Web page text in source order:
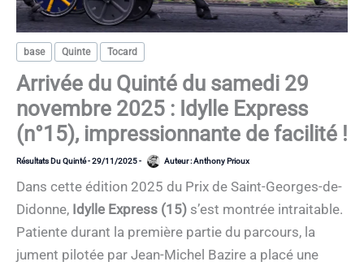
base Quinte Tocard
Arrivée du Quinté du samedi 29
novembre 2025 : Idylle Express
(n°15), impressionnante de facilité !
Résultats Du Quinté-29/11/2025- Auteur :Anthony Prioux
Dans cette édition 2025 du Prix de Saint-Georges-de-
Didonne, Idylle Express (15) s’est montrée intraitable.
Patiente durant la première partie du parcours, la
jument pilotée par Jean-Michel Bazire a placé une